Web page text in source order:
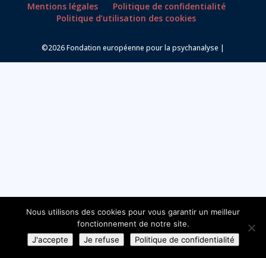
Mentions légales
Politique de confidentialité
Politique d’utilisation des cookies
©2026 Fondation européenne pour la psychanalyse |
Nous utilisons des cookies pour vous garantir un meilleur
fonctionnement de notre site.
J'accepte
Je refuse Politique de confidentialité